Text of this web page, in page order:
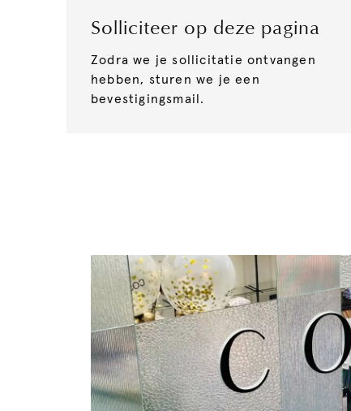
Solliciteer op deze pagina
Zodra we je sollicitatie ontvangen
hebben, sturen we je een
bevestigingsmail.